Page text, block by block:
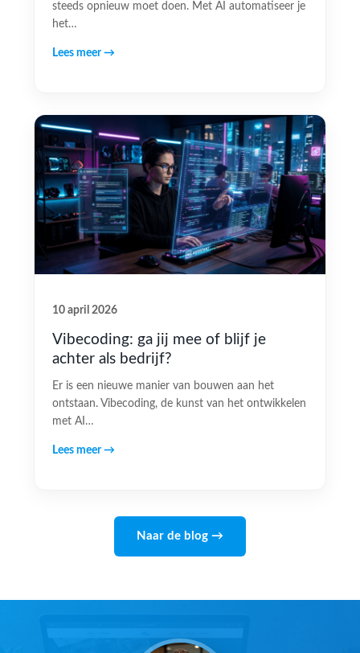
steeds opnieuw moet doen. Met AI automatiseer je
het…
Lees meer →
10 april 2026
Vibecoding: ga jij mee of blijf je
achter als bedrijf?
Er is een nieuwe manier van bouwen aan het
ontstaan. Vibecoding, de kunst van het ontwikkelen
met AI…
Lees meer →
Naar de blog →